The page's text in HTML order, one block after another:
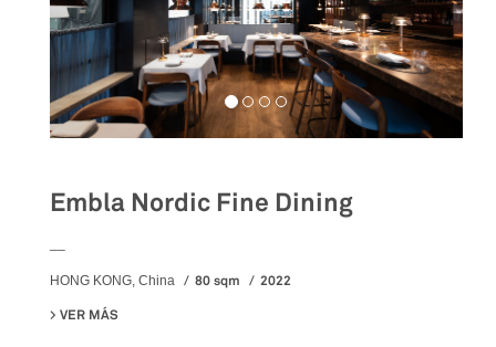
Embla Nordic Fine Dining
HONG KONG, China 80 sqm
2022
VER MÁS